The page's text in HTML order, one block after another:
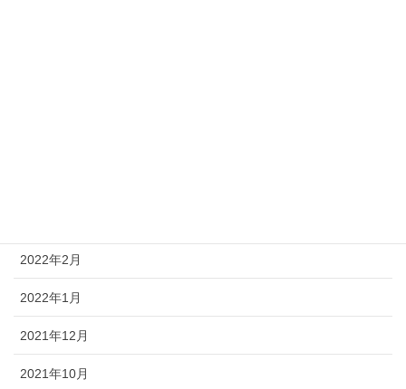
2022年2月
2022年1月
2021年12月
2021年10月